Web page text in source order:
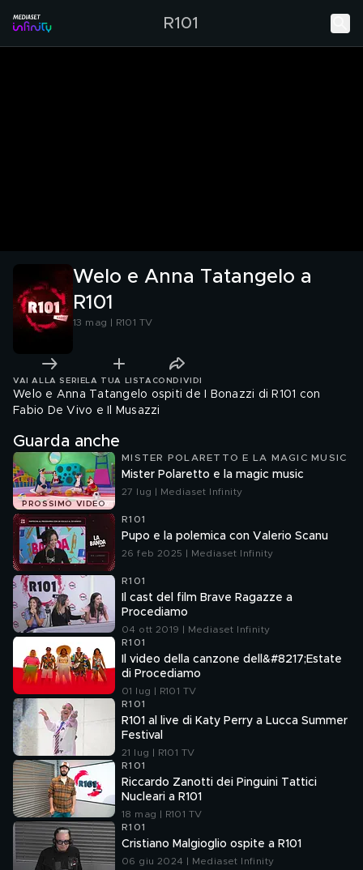
R101
Welo e Anna Tatangelo a
R101
13 mag | R101 TV
VAI ALLA SERIE LA TUA LISTA CONDIVIDI
Welo e Anna Tatangelo ospiti de I Bonazzi di R101 con
Fabio De Vivo e Il Musazzi
Guarda anche
PROSSIMO VIDEO
MISTER POLARETTO E LA MAGIC MUSIC
Mister Polaretto e la magic music
27 lug | Mediaset Infinity
R101
Pupo e la polemica con Valerio Scanu
26 feb 2025 | Mediaset Infinity
R101
Il cast del film Brave Ragazze a
Procediamo
04 ott 2019 | Mediaset Infinity
R101
Il video della canzone dell&#8217;Estate
di Procediamo
01 lug | R101 TV
R101
R101 al live di Katy Perry a Lucca Summer
Festival
21 lug | R101 TV
R101
Riccardo Zanotti dei Pinguini Tattici
Nucleari a R101
18 mag | R101 TV
R101
Cristiano Malgioglio ospite a R101
06 giu 2024 | Mediaset Infinity